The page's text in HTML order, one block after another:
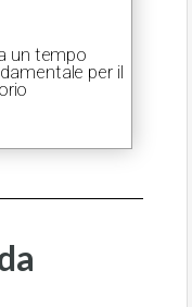
un tempo
per il